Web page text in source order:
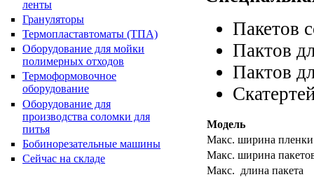
Пакетоделательная машина
ленты
Грануляторы
Термопластавтоматы (ТПА)
Оборудование для мойки
полимерных отходов
Термоформовочное
оборудование
Оборудование для
производства соломки для
питья
Бобинорезательные машины
Сейчас на складе
Пакетов
Пактов
Пактов
Модель
Макс. ширина пленки
Макс. ширина
Макс. длина пакета